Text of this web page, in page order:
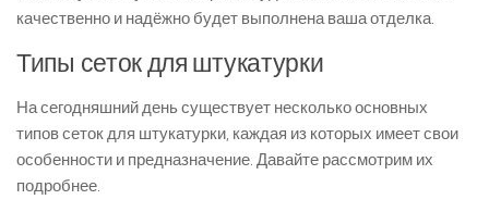
качественно и надёжно будет выполнена ваша отделка.
Типы сеток для штукатурки
На сегодняшний день существует несколько основных
типов сеток для штукатурки, каждая из которых имеет свои
особенности и предназначение. Давайте рассмотрим их
подробнее.